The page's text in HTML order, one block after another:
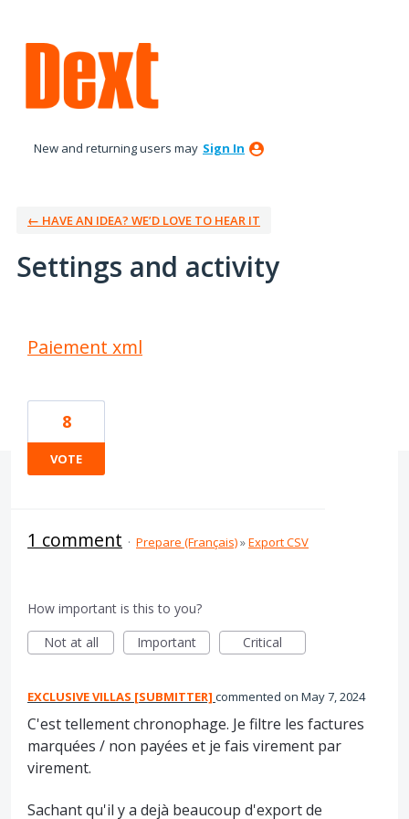
New and returning users may Sign In
← HAVE AN IDEA? WE’D LOVE TO HEAR IT
Settings and activity
Paiement xml
8
VOTE
1 comment · Prepare (Français)»Export CSV
How important is this to you?
Not at all
Important Critical
EXCLUSIVE VILLAS [SUBMITTER] commented May 7, 2024
C'est tellement chronophage. Je filtre les factures
marquées / non payées et je fais virement par
virement.
Sachant qu'il y a dejà beaucoup d'export de